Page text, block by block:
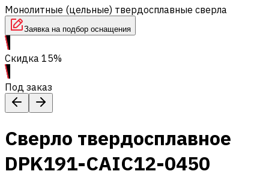
Монолитные (цельные) твердосплавные сверла
Заявка на подбор оснащения
Скидка 15%
Под заказ
Сверло твердосплавное
DPK191-CAIC12-0450